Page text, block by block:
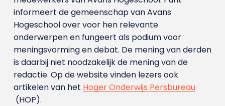
informeert de gemeenschap van Avans
Hogeschool over voor hen relevante
onderwerpen en fungeert als podium voor
meningsvorming en debat. De mening van derden
is daarbij niet noodzakelijk de mening van de
redactie. Op de website vinden lezers ook
artikelen van het Hoger Onderwijs Persbureau
(HOP).